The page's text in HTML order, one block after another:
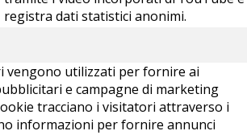
registra dati statistici anonimi.
vengono utilizzati per fornire ai
e campagne di marketing
tracciano i visitatori attraverso i
informazioni per fornire annunci